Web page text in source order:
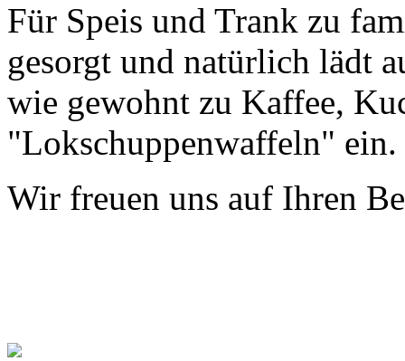
Für Speis und Trank zu
gesorgt und natürlich lädt
wie gewohnt zu Kaffee,
"Lokschuppenwaffeln" ein.
Wir freuen uns auf Ihren